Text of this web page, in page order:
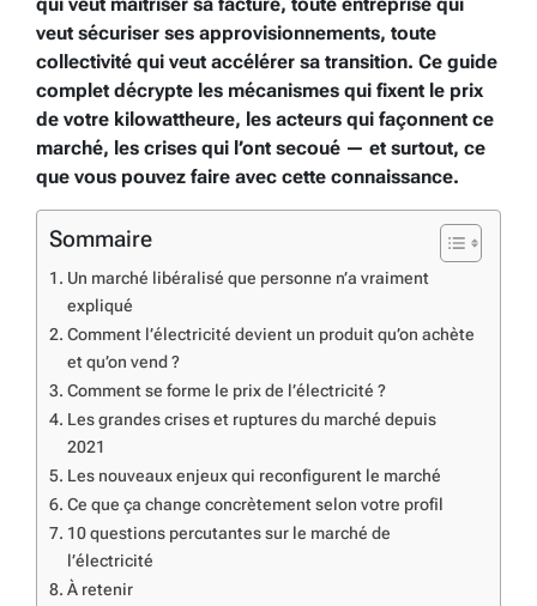
veut sécuriser ses approvisionnements, toute
collectivité qui veut accélérer sa transition. Ce guide
complet décrypte les mécanismes qui fixent le prix
de votre kilowattheure, les acteurs qui façonnent ce
marché, les crises qui l’ont secoué — et surtout, ce
que vous pouvez faire avec cette connaissance.
Sommaire
Un marché libéralisé que personne n’a vraiment
expliqué
Comment l’électricité devient un produit qu’on achète
et qu’on vend ?
Comment se forme le prix de l’électricité ?
Les grandes crises et ruptures du marché depuis
2021
Les nouveaux enjeux qui reconfigurent le marché
Ce que ça change concrètement selon votre profil
10 questions percutantes sur le marché de
l’électricité
À retenir